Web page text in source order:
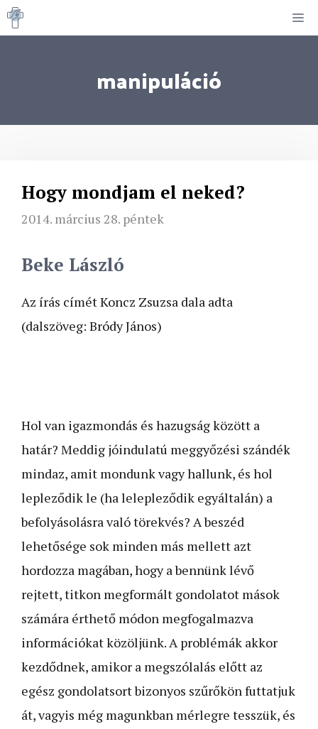
Kilépés
a
manipuláció
Hogy mondjam el neked?
2014. március 28. péntek
Beke László
Az írás címét Koncz Zsuzsa dala adta
(dalszöveg: Bródy János)
Hol van igazmondás és hazugság között a
határ? Meddig jóindulatú meggyőzési szándék
mindaz, amit mondunk vagy hallunk, és hol
lepleződik le (ha lelepleződik egyáltalán) a
befolyásolásra való törekvés? A beszéd
lehetősége sok minden más mellett azt
hordozza magában, hogy a bennünk lévő
rejtett, titkon megformált gondolatot mások
számára érthető módon megfogalmazva
információkat közöljünk. A problémák akkor
kezdődnek, amikor a megszólalás előtt az
egész gondolatsort bizonyos szűrőkön futtatjuk
át, vagyis még magunkban mérlegre tesszük, és